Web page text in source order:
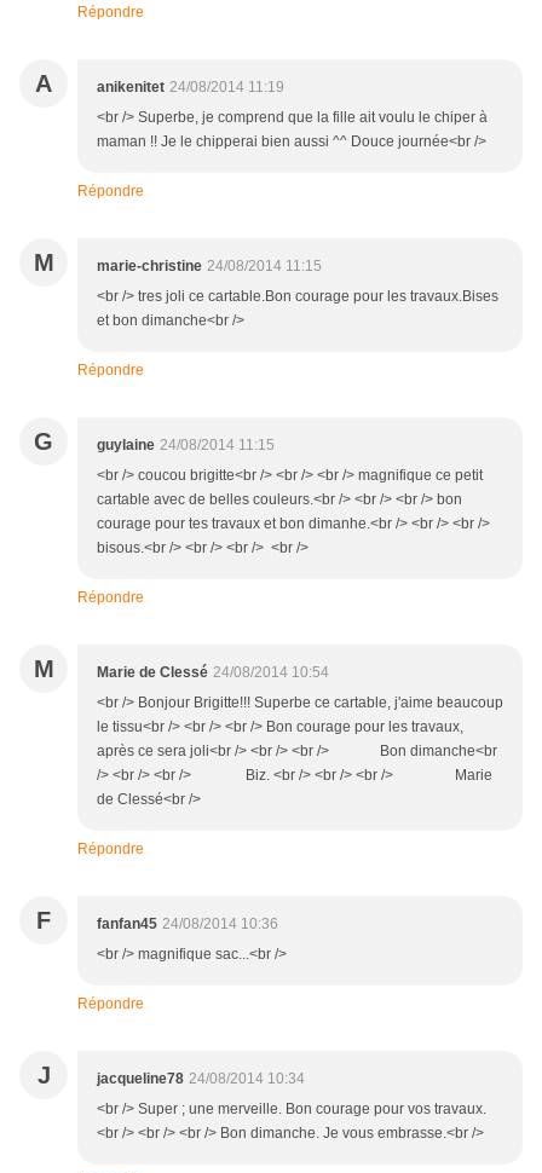
Répondre
A anikenitet 24/08/2014 11:19
<br /> Superbe, je comprend que la fille ait voulu le chiper à
maman !! Je le chipperai bien aussi ^^ Douce journée<br />
Répondre
M marie-christine 24/08/2014 11:15
<br /> tres joli ce cartable.Bon courage pour les travaux.Bises
et bon dimanche<br />
Répondre
G guylaine 24/08/2014 11:15
<br /> coucou brigitte<br /> <br /> <br /> magnifique ce petit
cartable avec de belles couleurs.<br /> <br /> <br /> bon
courage pour tes travaux et bon dimanhe.<br /> <br /> <br />
bisous.<br /> <br /> <br /> <br />
Répondre
M Marie de Clessé 24/08/2014 10:54
<br /> Bonjour Brigitte!!! Superbe ce cartable, j'aime beaucoup
le tissu<br /> <br /> <br /> Bon courage pour les travaux,
après ce sera joli<br /> <br /> <br /> Bon dimanche<br
/> <br /> <br /> Biz. <br /> <br /> <br /> Marie
de Clessé<br />
Répondre
F fanfan45 24/08/2014 10:36
<br /> magnifique sac...<br />
Répondre
J jacqueline78 24/08/2014 10:34
<br /> Super ; une merveille. Bon courage pour vos travaux.
<br /> <br /> <br /> Bon dimanche. Je vous embrasse.<br />